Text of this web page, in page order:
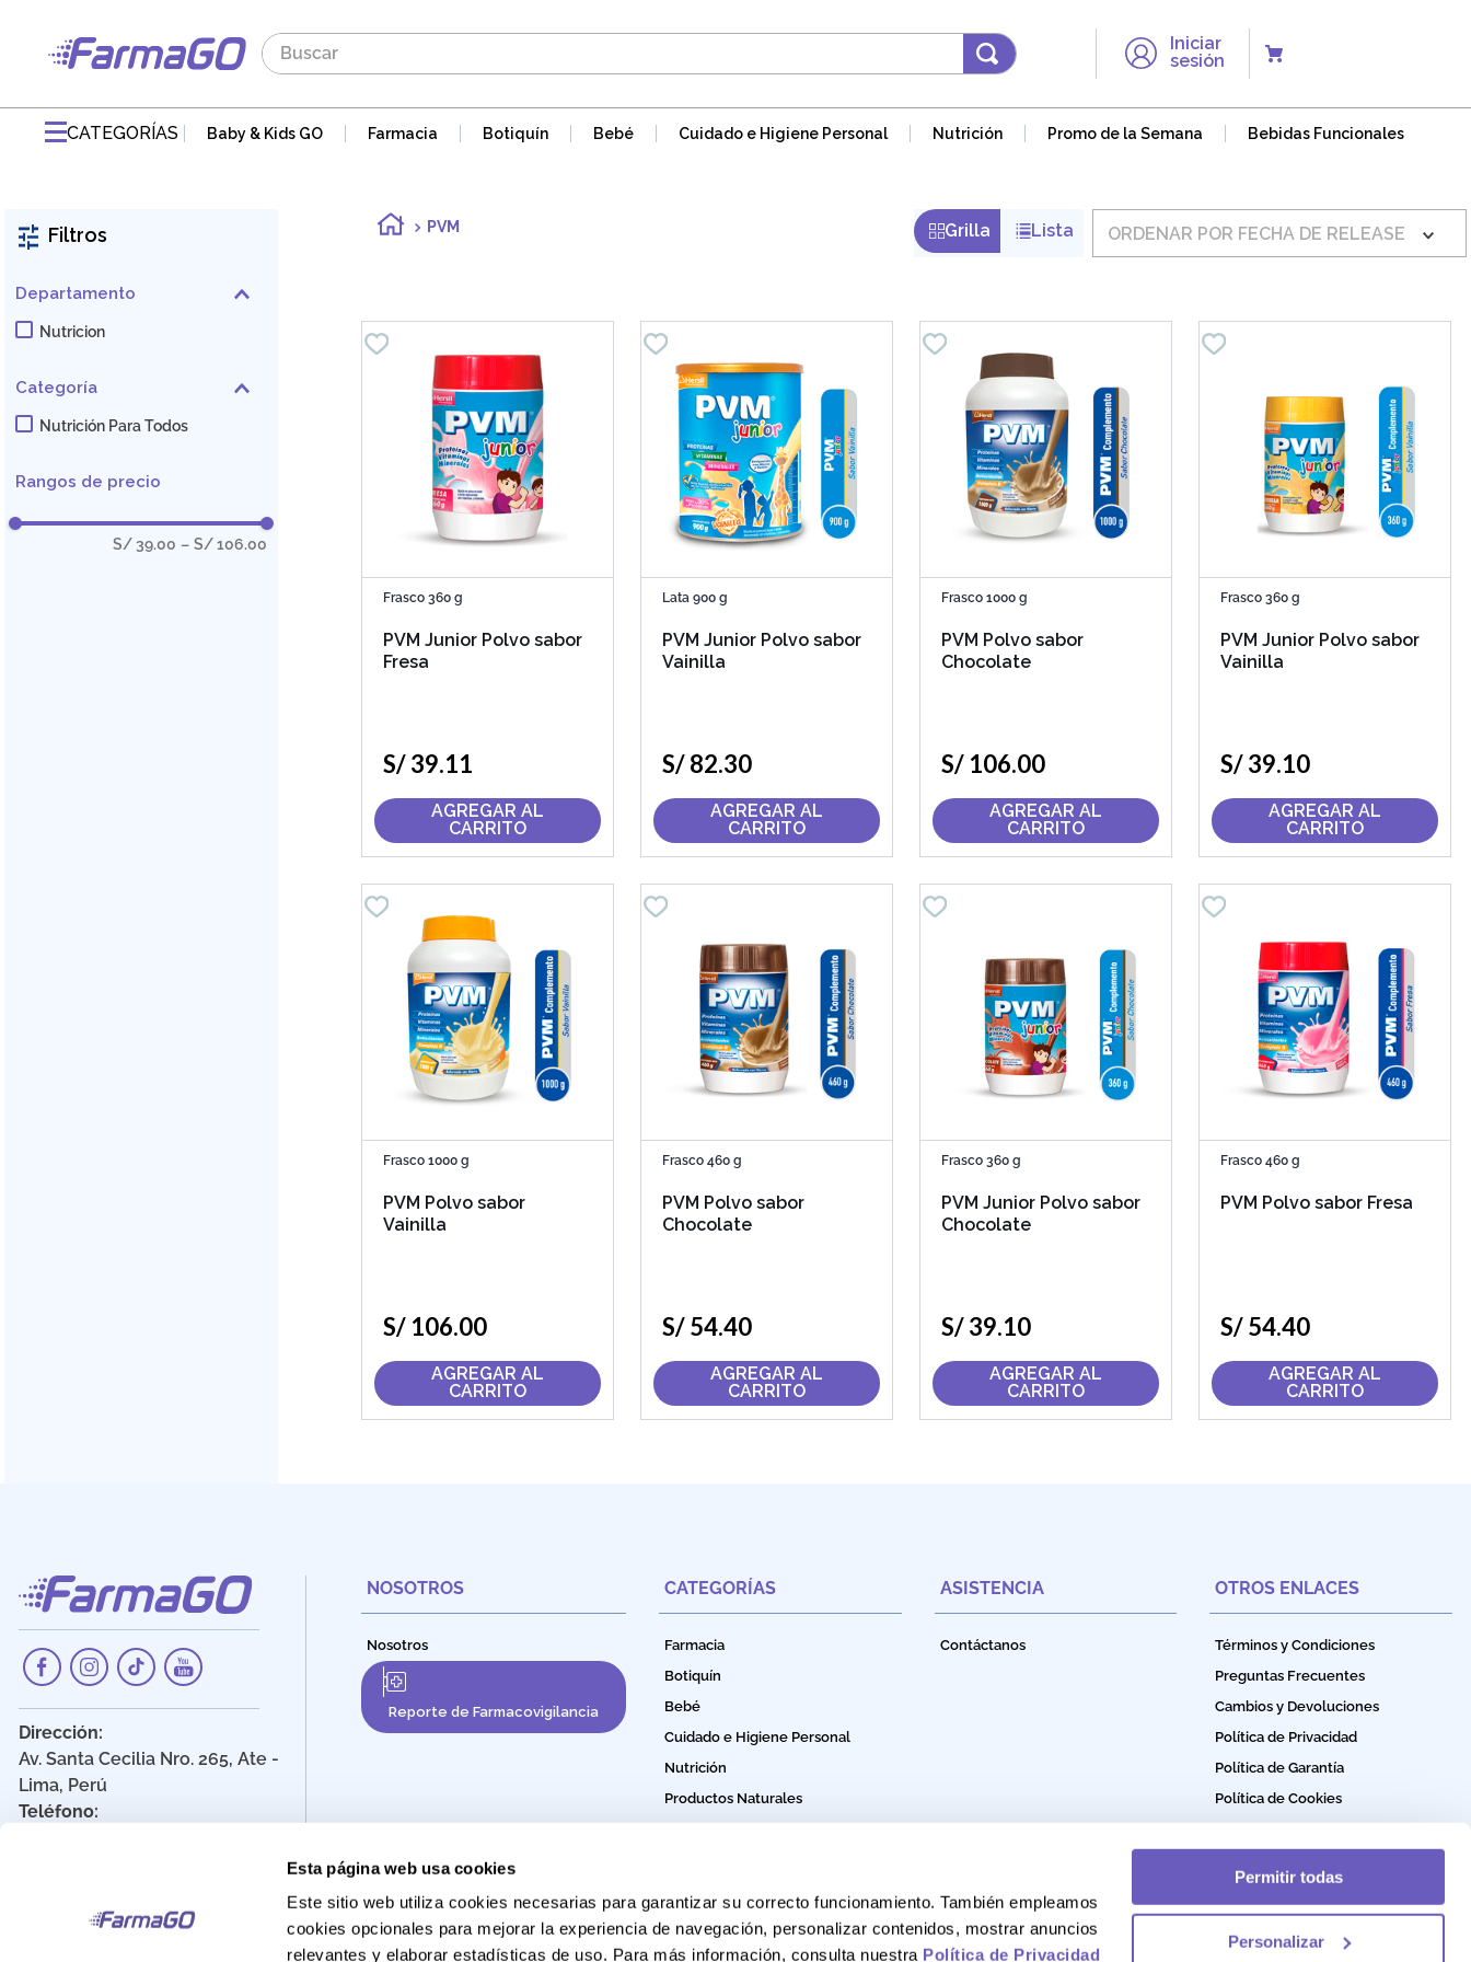
Esta página web usa cookies
Este sitio web utiliza cookies necesarias para garantizar su correcto funcionamiento. También empleamos
cookies opcionales para mejorar la experiencia de navegación, personalizar contenidos, mostrar anuncios
relevantes y elaborar estadísticas de uso. Para más información, consulta nuestra Política de Privacidad
Permitir todas
Personalizar
Buscar
Iniciar
sesión
CATEGORÍAS Baby & Kids GO Farmacia Botiquín Bebé Cuidado e Higiene Personal Nutrición Promo de la Semana Bebidas Funcionales
Filtros
Departamento
Nutricion
Categoría
Nutrición Para Todos
Rangos de precio
S/ 39.00 – S/ 106.00
PVM ORDENAR POR FECHA DE RELEASE
Frasco 360 g
PVM Junior Polvo sabor
Fresa
S/39.11
AGREGAR AL
CARRITO
Lata 900 g
PVM Junior Polvo sabor
Vainilla
S/82.30
AGREGAR AL
CARRITO
Frasco 1000 g
PVM Polvo sabor
Chocolate
S/ 106.00
AGREGAR AL
CARRITO
Frasco 360 g
PVM Junior Polvo sabor
Vainilla
S/39.10
AGREGAR AL
CARRITO
Frasco 1000 g
PVM Polvo sabor
Vainilla
S/ 106.00
AGREGAR AL
CARRITO
Frasco 460 g
PVM Polvo sabor
Chocolate
S/54.40
AGREGAR AL
CARRITO
Frasco 360 g
PVM Junior Polvo sabor
Chocolate
S/39.10
AGREGAR AL
CARRITO
Frasco 460 g
PVM Polvo sabor Fresa
S/54.40
AGREGAR AL
CARRITO
Dirección:
Av. Santa Cecilia Nro. 265, Ate -
Lima, Perú
Teléfono:
NOSOTROS
Nosotros
Reporte de Farmacovigilancia
CATEGORÍAS
Farmacia
Botiquín
Bebé
Cuidado e Higiene Personal
Nutrición
Productos Naturales
ASISTENCIA
Contáctanos
OTROS ENLACES
Términos y Condiciones
Preguntas Frecuentes
Cambios y Devoluciones
Política de Privacidad
Política de Garantía
Política de Cookies
1.
maddre
4.
gaseovet
6
8.
9.
electrolight
10. nutribén